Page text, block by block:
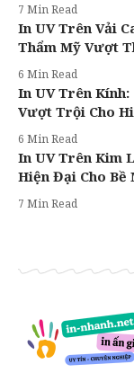
7 Min Read
In UV Trên Vải
Thẩm Mỹ Vượt
6 Min Read
In UV Trên Kính:
Vượt Trội Cho
6 Min Read
In UV Trên Kim
Hiện Đại Cho Bề
7 Min Read